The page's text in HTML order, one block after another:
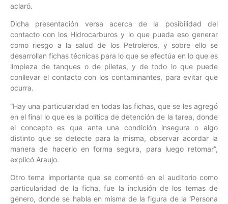
aclaró.
Dicha presentación versa acerca de la posibilidad del
contacto con los Hidrocarburos y lo que pueda eso generar
como riesgo a la salud de los Petroleros, y sobre ello se
desarrollan fichas técnicas para lo que se efectúa en lo que es
limpieza de tanques o de piletas, y de todo lo que puede
conllevar el contacto con los contaminantes, para evitar que
ocurra.
“Hay una particularidad en todas las fichas, que se les agregó
en el final lo que es la política de detención de la tarea, donde
el concepto es que ante una condición insegura o algo
distinto que se detecte para la misma, observar acordar la
manera de hacerlo en forma segura, para luego retomar”,
explicó Araujo.
Otro tema importante que se comentó en el auditorio como
particularidad de la ficha, fue la inclusión de los temas de
género, donde se habla en misma de la figura de la ‘Persona